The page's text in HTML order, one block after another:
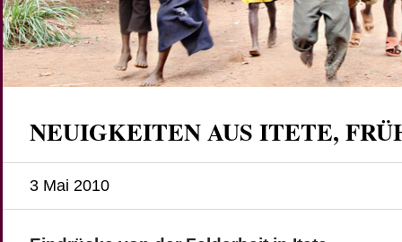
NEUIGKEITEN AUS ITETE,
3 Mai 2010